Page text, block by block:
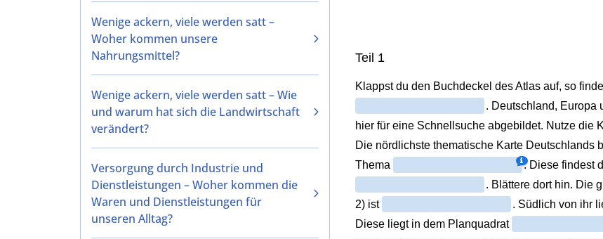
Wenige ackern, viele werden satt –
Woher kommen unsere
Nahrungsmittel?
Wenige ackern, viele werden satt – Wie
und warum hat sich die Landwirtschaft
verändert?
Versorgung durch Industrie und
Dienstleistungen – Woher kommen die
Waren und Dienstleistungen für
unseren Alltag?